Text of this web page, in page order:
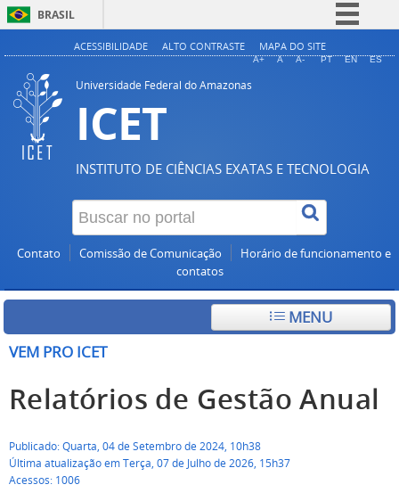
BRASIL
Simplifique!
ACESSIBILIDADE ALTO CONTRASTE MAPA DO SITE
A+ A A- PT EN ES
Universidade Federal do Amazonas
ICET
INSTITUTO DE CIÊNCIAS EXATAS E TECNOLOGIA
Contato Comissão de Comunicação
Horário de funcionamento e
contatos
MENU
VEM PRO ICET
Relatórios de Gestão Anual
Publicado: Quarta, 04 de Setembro de 2024, 10h38
Última atualização em Terça, 07 de Julho de 2026, 15h37
Acessos: 1006